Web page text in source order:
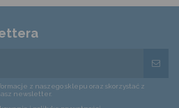
z naszego sklepu oraz skorzystać z
newsletter.